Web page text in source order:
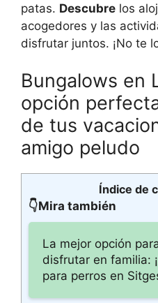
patas. Descubre los
acogedores y las
disfrutar juntos. ¡No te
Bungalows en
opción
de tus
amigo peludo
Índice de
👇Mira también
La mejor opción
disfrutar en familia:
para perros en